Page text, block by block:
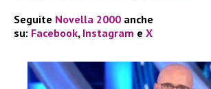
Seguite Novella 2000 anche
su: Facebook, Instagram e X